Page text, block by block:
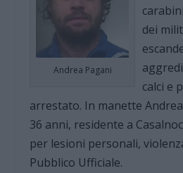
Andrea Pagani
dei
calci e
arrestato. In manette
36 anni, residente a
per lesioni personali,
Pubblico Ufficiale.